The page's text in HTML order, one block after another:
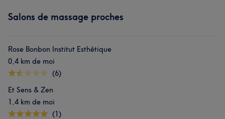
Salons de massage proches
Rose Bonbon Institut Esthétique
0,4 km de moi
(6)
Et Sens & Zen
1,4 km de moi
(1)